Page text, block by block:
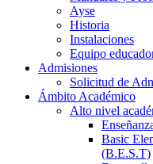
Ayse
Historia
Instalaciones
Equipo
Admisiones
Solicitud de
Ámbito Académico
Alto nivel
Basic
(B.E.S.T)